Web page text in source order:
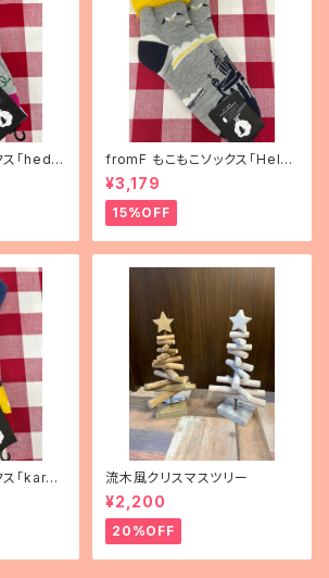
「hedel
fromF もこもこソックス「Helsi
nki（ヘルシンキ）」
¥3,179
15%OFF
「karus
流木風クリスマスツリー
¥2,200
20%OFF